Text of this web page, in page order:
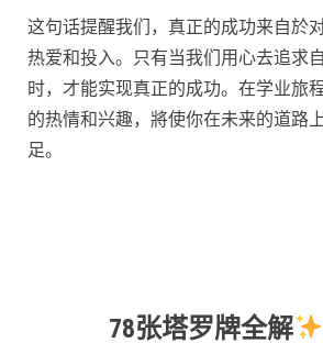
这句话提醒我们，真正的成功来自於
热爱和投入。只有当我们用心去追求
时，才能实现真正的成功。在学业旅
的热情和兴趣，將使你在未来的道路
足。
78张塔罗牌全解